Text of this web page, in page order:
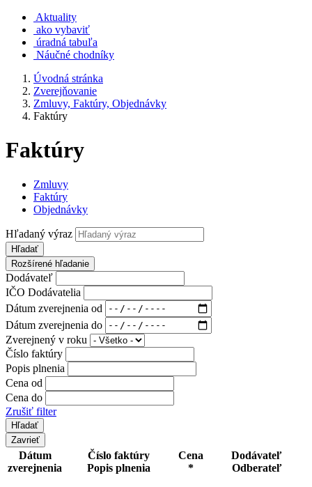
Aktuality
ako vybaviť
úradná tabuľa
Náučné chodníky
Úvodná stránka
Zverejňovanie
Zmluvy, Faktúry, Objednávky
Faktúry
Faktúry
Zmluvy
Faktúry
Objednávky
Hľadaný výraz
Hľadať
Rozšírené hľadanie
Dodávateľ
IČO Dodávatelia
Dátum zverejnenia od
Dátum zverejnenia do
Zverejnený v roku
Číslo faktúry
Popis plnenia
Cena od
Cena do
Zrušiť filter
Zavrieť
Dátum
zverejnenia
Číslo faktúry
Popis plnenia
Cena
*
Dodávateľ
Odberateľ